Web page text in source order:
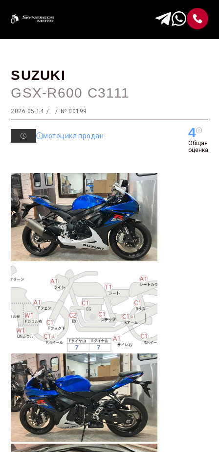
SUZUKI
GSX-R600 C3111
2026.05.14 № 00199
мотоцикл продан 4
Общая
оценка